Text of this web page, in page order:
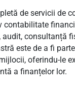
de servicii de
contabilitate
audit, consultanță
este de a fi
oferindu-le
a finanțelor lor.